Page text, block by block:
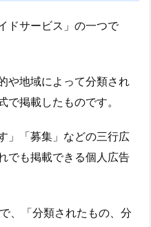
ドサービス」の一つで
や地域によって分類され
で掲載したものです。
」「募集」などの三行広
でも掲載できる個人広告
、「分類されたもの、分